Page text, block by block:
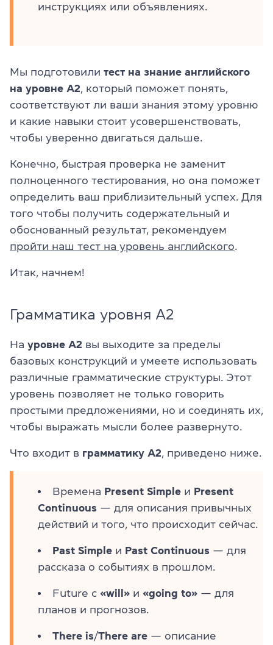
инструкциях или объявлениях.
Мы подготовили тест на знание английского
на уровне A2 , который поможет понять,
соответствуют ли ваши знания этому уровню
и какие навыки стоит усовершенствовать,
чтобы уверенно двигаться дальше.
Конечно, быстрая проверка не заменит
полноценного тестирования, но она поможет
определить ваш приблизительный успех. Для
того чтобы получить содержательный и
обоснованный результат, рекомендуем
пройти наш тест на уровень английского
Итак, начнем!
Грамматика уровня A2
На уровне A2 вы выходите за пределы
базовых конструкций и умеете использовать
различные грамматические структуры. Этот
уровень позволяет не только говорить
простыми предложениями, но и соединять их,
чтобы выражать мысли более развернуто.
Что входит в грамматику A2 , приведено ниже.
Времена Present Simple и Present
Continuous — для описания привычных
действий и того, что происходит сейчас.
Past Simple и Past Continuous — для
рассказа о событиях в прошлом.
Future с «will» и «going to» — для
планов и прогнозов.
There is/There are — описание